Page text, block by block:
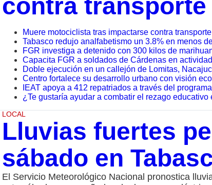
contra
Muere motociclista tras impactarse contra
Tabasco redujo analfabetismo un 3.8% en menos
FGR investiga a detenido con 300 kilos de
Capacita FGR a soldados de Cárdenas en
Doble ejecución en un callejón de Lomitas,
Centro fortalece su desarrollo urbano con visión
IEAT apoya a 412 repatriados a través del
¿Te gustaría ayudar a combatir el rezago educativo
LOCAL
Lluvias fuertes
sábado en
El Servicio Meteorológico Nacional pronostica